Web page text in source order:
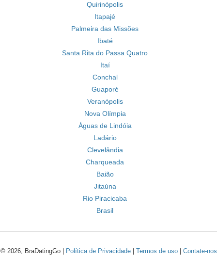
Quirinópolis
Itapajé
Palmeira das Missões
Ibaté
Santa Rita do Passa Quatro
Itaí
Conchal
Guaporé
Veranópolis
Nova Olímpia
Águas de Lindóia
Ladário
Clevelândia
Charqueada
Baião
Jitaúna
Rio Piracicaba
Brasil
© 2026, BraDatingGo | Política de Privacidade| Termos de uso| Contate-nos